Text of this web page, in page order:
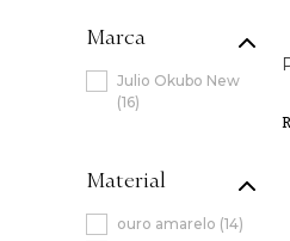
Marca
Julio Okubo New
(16)
Material
ouro amarelo (14)